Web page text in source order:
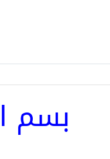
بسم